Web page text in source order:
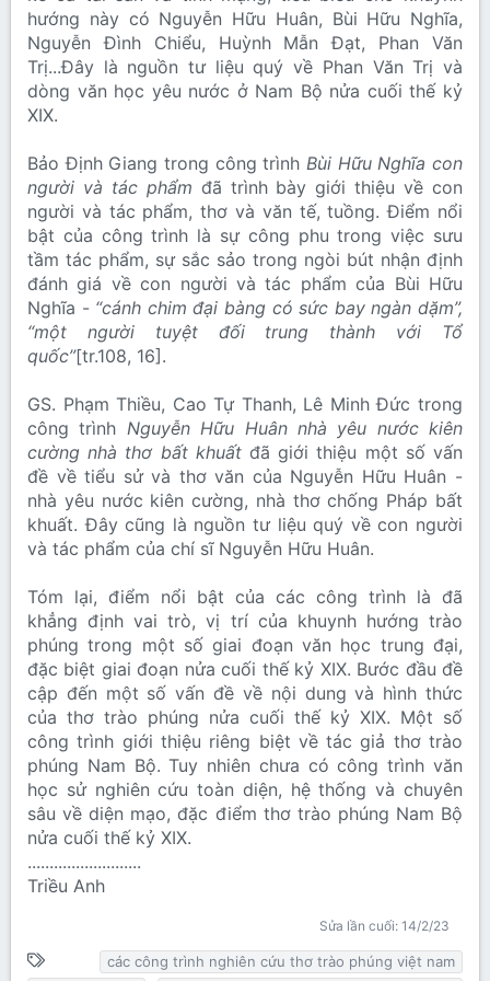
hướng này có Nguyễn Hữu Huân, Bùi Hữu Nghĩa,
Nguyễn Đình Chiểu, Huỳnh Mẫn Đạt, Phan Văn
Trị...Đây là nguồn tư liệu quý về Phan Văn Trị và
dòng văn học yêu nước ở Nam Bộ nửa cuối thế kỷ
XIX.
Bảo Định Giang trong công trình Bùi Hữu Nghĩa con
người và tác phẩm đã trình bày giới thiệu về con
người và tác phẩm, thơ và văn tế, tuồng. Điểm nổi
bật của công trình là sự công phu trong việc sưu
tầm tác phẩm, sự sắc sảo trong ngòi bút nhận định
đánh giá về con người và tác phẩm của Bùi Hữu
Nghĩa - “cánh chim đại bàng có sức bay ngàn dặm”,
“một người tuyệt đối trung thành với Tổ
quốc”[tr.108, 16].
GS. Phạm Thiều, Cao Tự Thanh, Lê Minh Đức trong
công trình Nguyễn Hữu Huân nhà yêu nước kiên
cường nhà thơ bất khuấtđã giới thiệu một số vấn
đề về tiểu sử và thơ văn của Nguyễn Hữu Huân -
nhà yêu nước kiên cường, nhà thơ chống Pháp bất
khuất. Đây cũng là nguồn tư liệu quý về con người
và tác phẩm của chí sĩ Nguyễn Hữu Huân.
Tóm lại, điểm nổi bật của các công trình là đã
khẳng định vai trò, vị trí của khuynh hướng trào
phúng trong một số giai đoạn văn học trung đại,
đặc biệt giai đoạn nửa cuối thế kỷ XIX. Bước đầu đề
cập đến một số vấn đề về nội dung và hình thức
của thơ trào phúng nửa cuối thế kỷ XIX. Một số
công trình giới thiệu riêng biệt về tác giả thơ trào
phúng Nam Bộ. Tuy nhiên chưa có công trình văn
học sử nghiên cứu toàn diện, hệ thống và chuyên
sâu về diện mạo, đặc điểm thơ trào phúng Nam Bộ
nửa cuối thế kỷ XIX.
..........................
Triều Anh​
Sửa lần cuối: 14/2/23
Tcác công trình nghiên cứu thơ trào phúng việt nam